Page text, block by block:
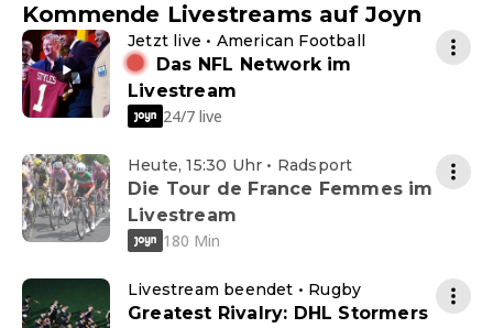
Kommende Livestreams auf Joyn
Jetzt live • American Football
Das NFL Network im
Livestream
24/7 live
Heute, 15:30 Uhr • Radsport
Die Tour de France Femmes im
Livestream
180 Min
Livestream beendet • Rugby
Greatest Rivalry: DHL Stormers